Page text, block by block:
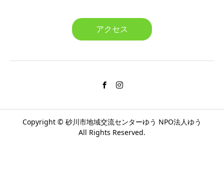
アクセス
Copyright © 砂川市地域交流センターゆう NPO法人ゆう
All Rights Reserved.